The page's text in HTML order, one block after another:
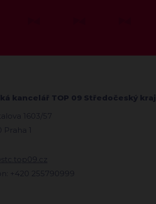
kancelář TOP 09 Středočeský kraj
1603/57
Praha 1
+420 255790999